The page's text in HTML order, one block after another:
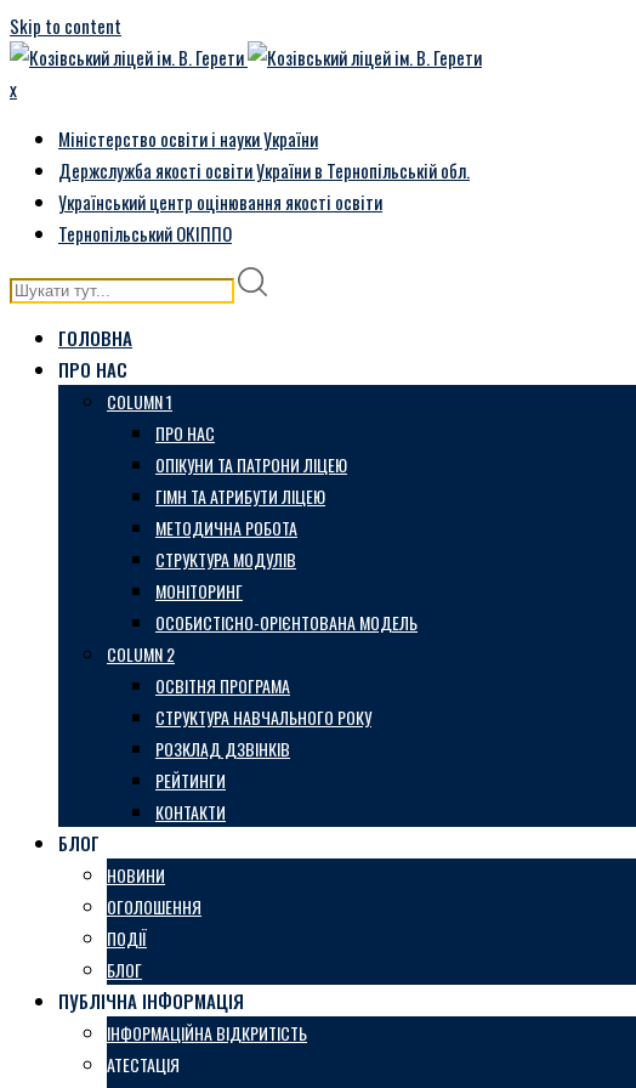
Skip to content
x
Міністерство освіти і науки України
Держслужба якості освіти України в Тернопільській обл.
Український центр оцінювання якості освіти
Тернопільський ОКІППО
ГОЛОВНА
ПРО НАС
COLUMN 1
ПРО НАС
ОПІКУНИ ТА ПАТРОНИ ЛІЦЕЮ
ГІМН ТА АТРИБУТИ ЛІЦЕЮ
МЕТОДИЧНА РОБОТА
СТРУКТУРА МОДУЛІВ
МОНІТОРИНГ
ОСОБИСТІСНО-ОРІЄНТОВАНА МОДЕЛЬ
COLUMN 2
ОСВІТНЯ ПРОГРАМА
СТРУКТУРА НАВЧАЛЬНОГО РОКУ
РОЗКЛАД ДЗВІНКІВ
РЕЙТИНГИ
КОНТАКТИ
БЛОГ
НОВИНИ
ОГОЛОШЕННЯ
ПОДІЇ
БЛОГ
ПУБЛІЧНА ІНФОРМАЦІЯ
ІНФОРМАЦІЙНА ВІДКРИТІСТЬ
АТЕСТАЦІЯ